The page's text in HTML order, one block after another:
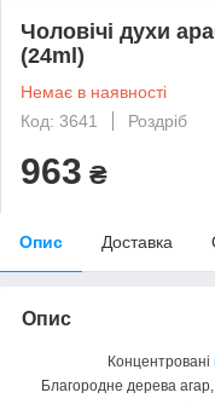
Чоловічі духи
(24ml)
Немає в наявності
Код: 3641
Роздріб
963 ₴
Опис Доставка
Опис
Концентровані
Благородне дерева